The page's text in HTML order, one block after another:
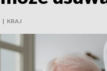
| KRAJ